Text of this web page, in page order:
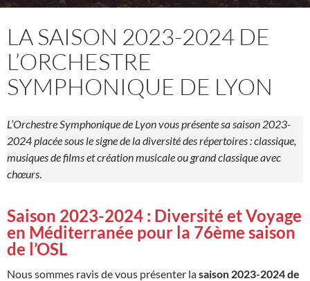
LA SAISON 2023-2024 DE
L’ORCHESTRE
SYMPHONIQUE DE LYON
L’Orchestre Symphonique de Lyon vous présente sa saison 2023-
2024 placée sous le signe de la diversité des répertoires : classique,
musiques de films et création musicale ou grand classique avec
chœurs.
Saison 2023-2024 : Diversité et Voyage
en Méditerranée pour la 76ème saison
de l’OSL
Nous sommes ravis de vous présenter lasaison 2023-2024 de